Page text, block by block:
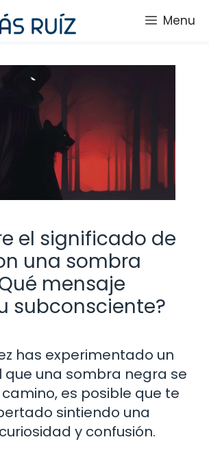
Menu
el significado de
una sombra
mensaje
subconsciente?
has experimentado un
que una sombra negra se
es posible que te
sintiendo una
y confusión.